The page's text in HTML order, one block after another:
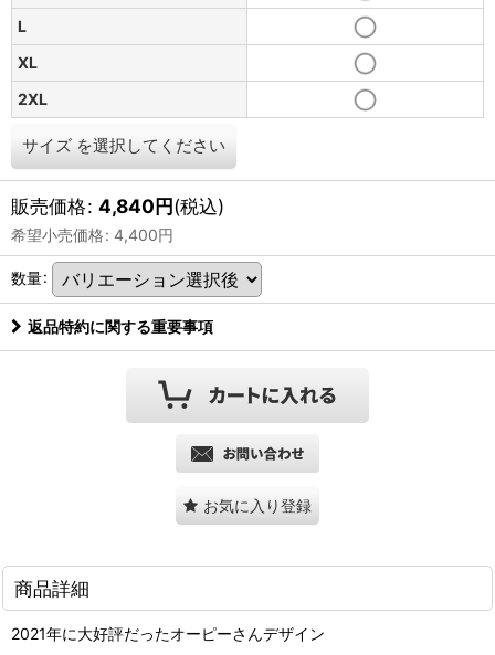
L
XL
2XL
サイズ を選択してください
販売価格: 4,840円(税込)
希望小売価格: 4,400円
数量:
返品特約に関する重要事項
お気に入り登録
商品詳細
2021年に大好評だったオーピーさんデザイン